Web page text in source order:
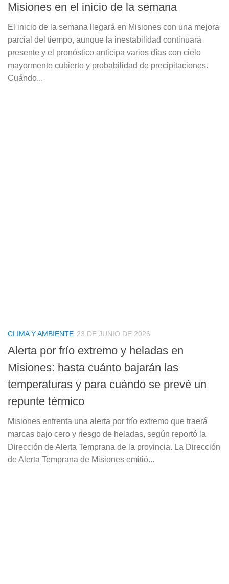
Misiones en el inicio de la semana
El inicio de la semana llegará en Misiones con una mejora
parcial del tiempo, aunque la inestabilidad continuará
presente y el pronóstico anticipa varios días con cielo
mayormente cubierto y probabilidad de precipitaciones.
Cuándo...
CLIMA Y AMBIENTE 23 DE JUNIO DE 2026
Alerta por frío extremo y heladas en
Misiones: hasta cuánto bajarán las
temperaturas y para cuándo se prevé un
repunte térmico
Misiones enfrenta una alerta por frío extremo que traerá
marcas bajo cero y riesgo de heladas, según reportó la
Dirección de Alerta Temprana de la provincia. La Dirección
de Alerta Temprana de Misiones emitió...